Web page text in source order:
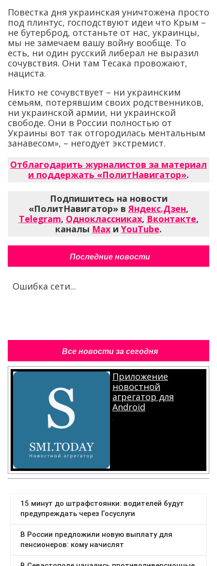
Повестка дня украинская уничтожена просто
под плинтус, господствуют идеи что Крым –
не бутерброд, отстаньте от нас, украинцы,
мы не замечаем вашу войну вообще. То
есть, ни один русский либерал не выразил
сочувствия. Они там Тесака провожают,
нациста.
Никто не сочувствует – ни украинским
семьям, потерявшим своих родственников,
ни украинской армии, ни украинской
свободе. Они в России полностью от
Украины вот так отгородилась ментальным
занавесом», – негодует экстремист.
Отблагодарить журналистов за материал
и поддержать «ПолитНавигатор».
Подпишитесь на новости
«ПолитНавигатор» вЯндекс.Дзен,
Telegram, Одноклассниках, Вконтакте,
каналы Max и YouTube.
Последние новости
Ошибка сети...
Все новости за сегодня
Приложение
новостной
агрегатор для
Android
.